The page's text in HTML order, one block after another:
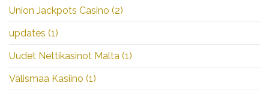
Union Jackpots Casino (2)
updates (1)
Uudet Nettikasinot Malta (1)
Välismaa Kasiino (1)